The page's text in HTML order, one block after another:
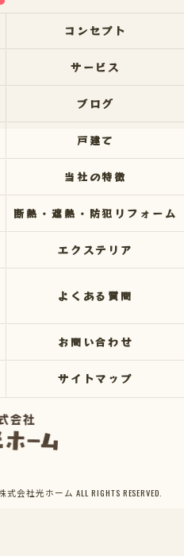
コンセプト
サービス
ブログ
戸建て
当社の特徴
断熱・遮熱・防犯リフォーム
エクステリア
よくある質問
お問い合わせ
サイトマップ
社光ホーム ALL RIGHTS RESERVED.